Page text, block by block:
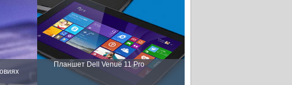
Планшет Dell Venue 11 Pro